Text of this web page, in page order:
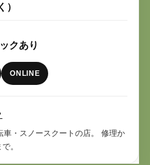
）
クあり
ONLINE
車・スノースクートの店。 修理か
。